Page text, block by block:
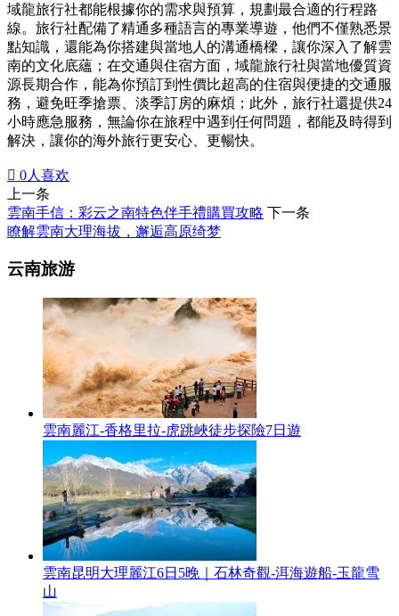
域龍旅行社都能根據你的需求與預算，規劃最合適的行程路
線。旅行社配備了精通多種語言的專業導遊，他們不僅熟悉景
點知識，還能為你搭建與當地人的溝通橋樑，讓你深入了解雲
南的文化底蘊；在交通與住宿方面，域龍旅行社與當地優質資
源長期合作，能為你預訂到性價比超高的住宿與便捷的交通服
務，避免旺季搶票、淡季訂房的麻煩；此外，旅行社還提供24
小時應急服務，無論你在旅程中遇到任何問題，都能及時得到
解決，讓你的海外旅行更安心、更暢快。
 0人喜欢
上一条
雲南手信：彩云之南特色伴手禮購買攻略 下一条
瞭解雲南大理海拔，邂逅高原绮梦
云南旅游
雲南麗江-香格里拉-虎跳峽徒步探險7日遊
雲南昆明大理麗江6日5晚｜石林奇觀-洱海遊船-玉龍雪
山